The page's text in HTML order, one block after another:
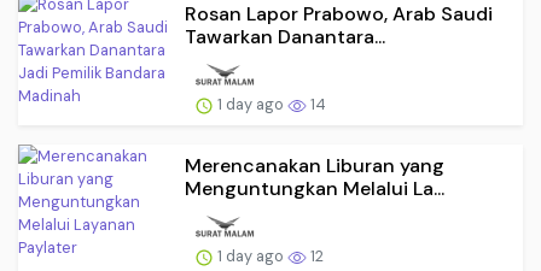
Rosan Lapor Prabowo, Arab Saudi
Tawarkan Danantara...
1 day ago 14
Merencanakan Liburan yang
Menguntungkan Melalui La...
1 day ago 12